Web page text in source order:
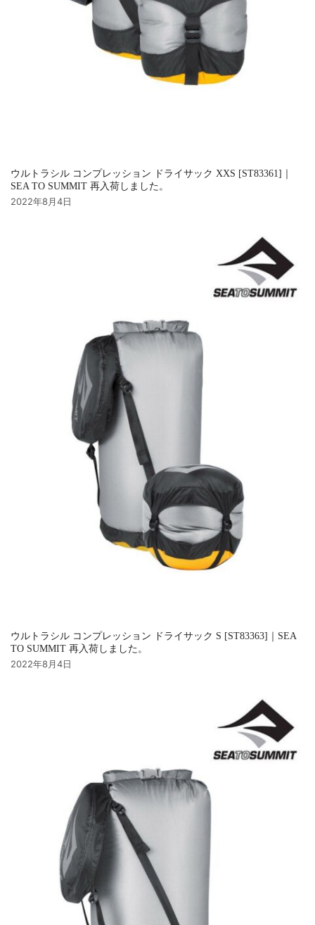
ウルトラシル コンプレッション ドライサック XXS [ST83361]｜
SEA TO SUMMIT 再入荷しました。
2022年8月4日
ウルトラシル コンプレッション ドライサック S [ST83363]｜SEA
TO SUMMIT 再入荷しました。
2022年8月4日